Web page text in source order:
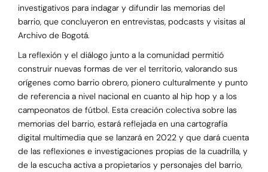
investigativos para indagar y difundir las memorias del
barrio, que concluyeron en entrevistas, podcasts y visitas al
Archivo de Bogotá.
La reflexión y el diálogo junto a la comunidad permitió
construir nuevas formas de ver el territorio, valorando sus
orígenes como barrio obrero, pionero culturalmente y punto
de referencia a nivel nacional en cuanto al hip hop y a los
campeonatos de fútbol. Esta creación colectiva sobre las
memorias del barrio, estará reflejada en una cartografía
digital multimedia que se lanzará en 2022 y que dará cuenta
de las reflexiones e investigaciones propias de la cuadrilla, y
de la escucha activa a propietarios y personajes del barrio,